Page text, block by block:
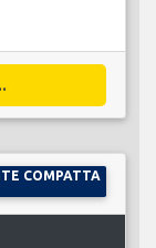
COMPATTA